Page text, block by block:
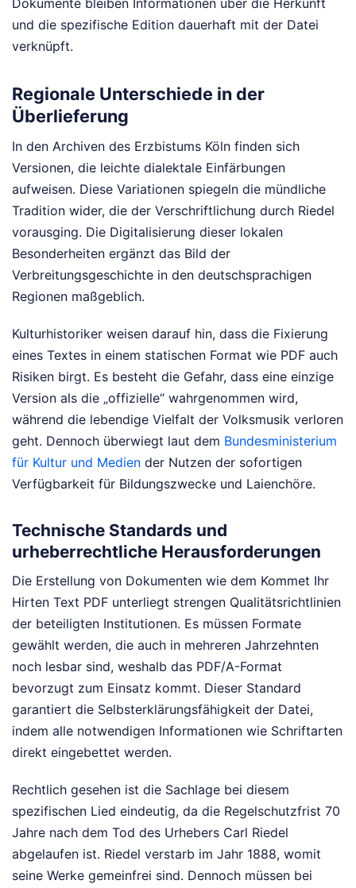
und die spezifische Edition dauerhaft mit der Datei
verknüpft.
Regionale Unterschiede in der
Überlieferung
In den Archiven des Erzbistums Köln finden sich
Versionen, die leichte dialektale Einfärbungen
aufweisen. Diese Variationen spiegeln die mündliche
Tradition wider, die der Verschriftlichung durch Riedel
vorausging. Die Digitalisierung dieser lokalen
Besonderheiten ergänzt das Bild der
Verbreitungsgeschichte in den deutschsprachigen
Regionen maßgeblich.
Kulturhistoriker weisen darauf hin, dass die Fixierung
eines Textes in einem statischen Format wie PDF auch
Risiken birgt. Es besteht die Gefahr, dass eine einzige
Version als die „offizielle“ wahrgenommen wird,
während die lebendige Vielfalt der Volksmusik verloren
geht. Dennoch überwiegt laut dem Bundesministerium
für Kultur und Medien der Nutzen der sofortigen
Verfügbarkeit für Bildungszwecke und Laienchöre.
Technische Standards und
urheberrechtliche Herausforderungen
Die Erstellung von Dokumenten wie dem Kommet Ihr
Hirten Text PDF unterliegt strengen Qualitätsrichtlinien
der beteiligten Institutionen. Es müssen Formate
gewählt werden, die auch in mehreren Jahrzehnten
noch lesbar sind, weshalb das PDF/A-Format
bevorzugt zum Einsatz kommt. Dieser Standard
garantiert die Selbsterklärungsfähigkeit der Datei,
indem alle notwendigen Informationen wie Schriftarten
direkt eingebettet werden.
Rechtlich gesehen ist die Sachlage bei diesem
spezifischen Lied eindeutig, da die Regelschutzfrist 70
Jahre nach dem Tod des Urhebers Carl Riedel
abgelaufen ist. Riedel verstarb im Jahr 1888, womit
seine Werke gemeinfrei sind. Dennoch müssen bei